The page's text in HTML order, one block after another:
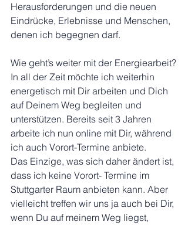
Herausforderungen und die neuen
Eindrücke, Erlebnisse und Menschen,
denen ich begegnen darf.
Wie geht’s weiter mit der Energiearbeit?
In all der Zeit möchte ich weiterhin
energetisch mit Dir arbeiten und Dich
auf Deinem Weg begleiten und
unterstützen. Bereits seit 3 Jahren
arbeite ich nun online mit Dir, während
ich auch Vorort-Termine anbiete.
Das Einzige, was sich daher ändert ist,
dass ich keine Vorort- Termine im
Stuttgarter Raum anbieten kann. Aber
vielleicht treffen wir uns ja auch bei Dir,
wenn Du auf meinem Weg liegst,